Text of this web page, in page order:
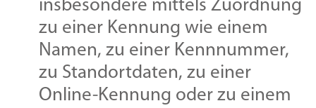
insbesondere mittels Zuordnung
zu einer Kennung wie einem
Namen, zu einer Kennnummer,
zu Standortdaten, zu einer
Online-Kennung oder zu einem